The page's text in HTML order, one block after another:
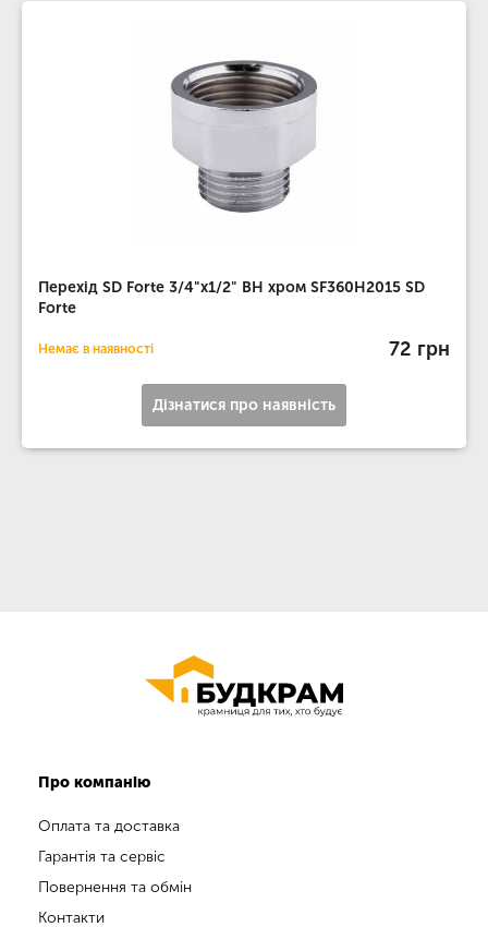
Перехід SD Forte 3/4"х1/2" ВН хром SF360H2015 SD
Forte
Немає в наявності 72 грн
Дізнатися про наявність
Про компанію
Оплата та доставка
Гарантія та сервіс
Повернення та обмін
Контакти